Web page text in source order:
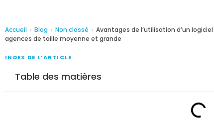
Accueil › Blog › Non classé › Avantages de l’utilisation d’un
agences de taille moyenne et grande
INDEX DE L’ARTICLE
Table des matières